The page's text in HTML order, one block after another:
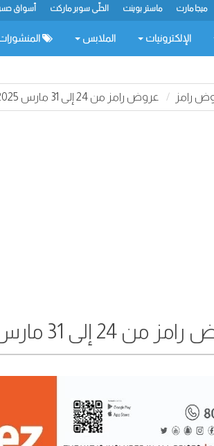
أسواق الحلّي سوبر ماركت ماستر بوينت ميجا مارت
الإلكترونيات الملابس
رامز عروض رامز من 24 إلى 31 مارس 2025
من 24 إلى 31 مارس 2025